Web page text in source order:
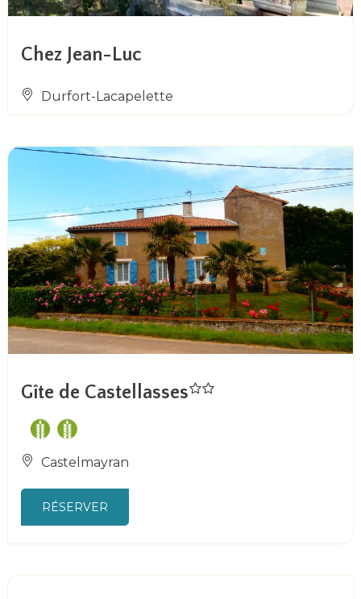
Chez Jean-Luc
Durfort-Lacapelette
Gîte de Castellasses
Castelmayran
RÉSERVER